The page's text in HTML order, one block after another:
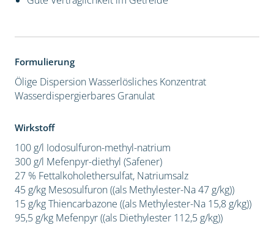
Formulierung
Ölige DispersionWasserlösliches Konzentrat
Wasserdispergierbares Granulat
Wirkstoff
100 g/l Iodosulfuron-methyl-natrium
300 g/l Mefenpyr-diethyl (Safener)
27 % Fettalkoholethersulfat, Natriumsalz
45 g/kg Mesosulfuron ((als Methylester-Na 47 g/kg))
15 g/kg Thiencarbazone ((als Methylester-Na 15,8 g/kg))
95,5 g/kg Mefenpyr ((als Diethylester 112,5 g/kg))